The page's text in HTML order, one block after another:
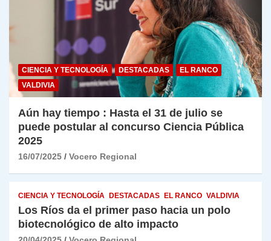
CIENCIA Y TECNOLOGÍA DESTACADAS
EL RANCO
VALDIVIA
Aún hay tiempo : Hasta el 31 de julio se
puede postular al concurso Ciencia Pública
2025
16/07/2025 Vocero Regional
CIENCIA Y TECNOLOGÍA DESTACADAS EL RANCO VALDIVIA
Los Ríos da el primer paso hacia un polo
biotecnológico de alto impacto